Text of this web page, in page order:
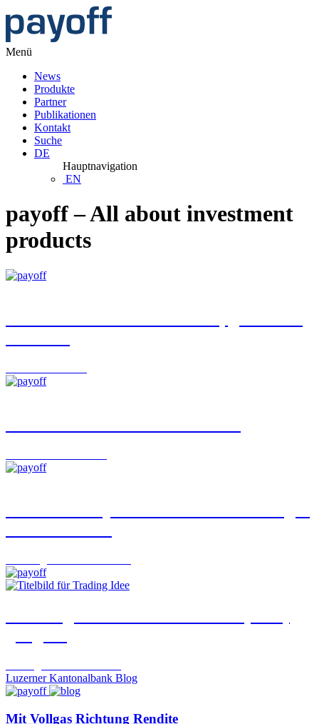
Menü
News
Produkte
Partner
Publikationen
Kontakt
Suche
DE
Hauptnavigation
EN
payoff – All about investment
products
Luzerner Kantonalbank Blog
Mit Vollgas Richtung Rendite